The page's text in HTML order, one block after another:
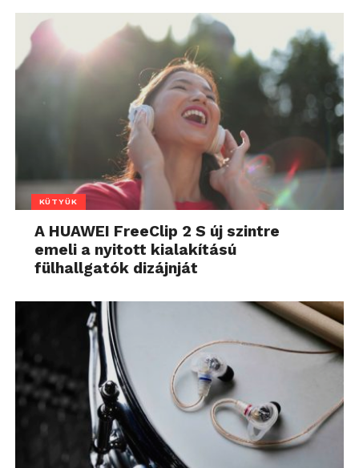
KÜTYÜK
A HUAWEI FreeClip 2 S új szintre
emeli a nyitott kialakítású
fülhallgatók dizájnját